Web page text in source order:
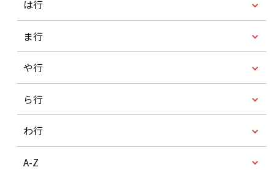
は行
ま行
や行
ら行
わ行
A-Z